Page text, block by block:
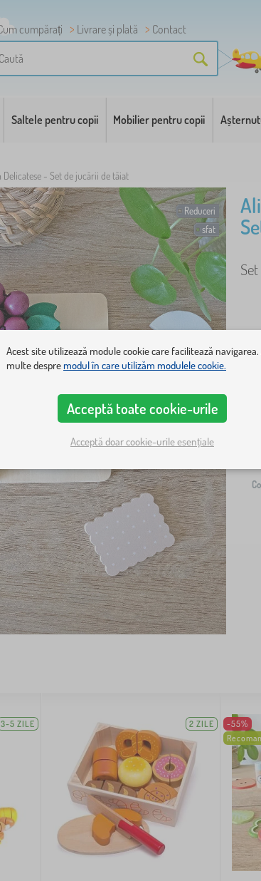
cumpărați Livrare și plată
Contact
Saltele pentru copii Mobilier pentru copii
- Set de jucării de tăiat
Reduceri
sfat
3-5 ZILE 2 ZILE
-55%
Acest site utilizează module cookie care facilitează
multe despremodul în care utilizăm modulele cookie.
Acceptă toate cookie-urile
Acceptă doar cookie-urile esențiale